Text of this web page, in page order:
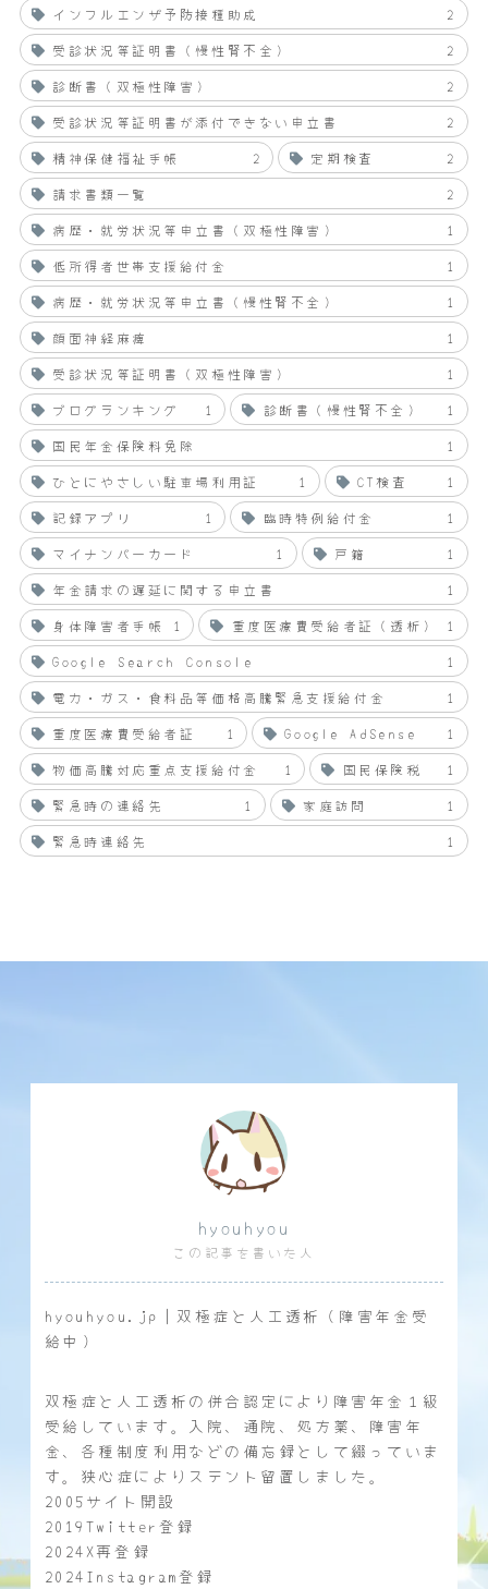
インフルエンザ予防接種助成
2
受診状況等証明書（慢性腎不全）
2
診断書（双極性障害）
2
受診状況等証明書が添付できない申立書
2
精神保健福祉手帳
2 定期検査
2
請求書類一覧
2
病歴・就労状況等申立書（双極性障害）
1
低所得者世帯支援給付金
1
病歴・就労状況等申立書（慢性腎不全）
1
顔面神経麻痺
1
受診状況等証明書（双極性障害）
1
ブログランキング
1 診断書（慢性腎不全）
1
国民年金保険料免除
1
ひとにやさしい駐車場利用証
1 CT検査
1
記録アプリ
1 臨時特例給付金
1
マイナンバーカード
1 戸籍
1
年金請求の遅延に関する申立書
1
身体障害者手帳
1 重度医療費受給者証（透析）
1
Google Search Console
1
電力・ガス・食料品等価格高騰緊急支援給付金
1
重度医療費受給者証
1 Google AdSense
1
物価高騰対応重点支援給付金
1 国民保険税
1
緊急時の連絡先
1 家庭訪問
1
緊急時連絡先
1
hyouhyou
この記事を書いた人
hyouhyou.jp｜双極症と人工透析（障害年金受
給中）
双極症と人工透析の併合認定により障害年金１級
受給しています。入院、通院、処方薬、障害年
金、各種制度利用などの備忘録として綴っていま
す。狭心症によりステント留置しました。
2005サイト開設
2019Twitter登録
2024X再登録
2024Instagram登録